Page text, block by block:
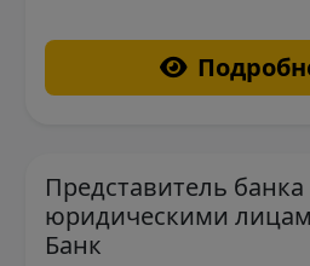
Представитель банка
юридическими
Банк